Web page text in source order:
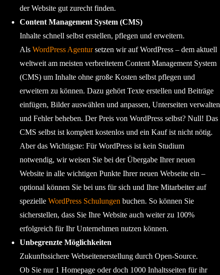
der Website gut zurecht finden.
Content Management System (CMS)
Inhalte schnell selbst erstellen, pflegen und erweitern.
Als WordPress Agentursetzen wir auf WordPress – dem aktuell
weltweit am meisten verbreitetem Content Management System
(CMS) um Inhalte ohne große Kosten selbst pflegen und
erweitern zu können. Dazu gehört Texte erstellen und Beiträge
einfügen, Bilder auswählen und anpassen, Unterseiten verwalten
und Fehler beheben. Der Preis von WordPress selbst? Null! Das
CMS selbst ist komplett kostenlos und ein Kauf ist nicht nötig.
Aber das Wichtigste: Für WordPress ist kein Studium
notwendig, wir weisen Sie bei der Übergabe Ihrer neuen
Website in alle wichtigen Punkte Ihrer neuen Webseite ein –
optional können Sie bei uns für sich und Ihre Mitarbeiter auf
spezielle WordPress Schulungen buchen. So können Sie
sicherstellen, dass Sie Ihre Website auch weiter zu 100%
erfolgreich für Ihr Unternehmen nutzen können.
Unbegrenzte Möglichkeiten
Zukunftssichere Webseitenerstellung durch Open-Source.
Ob Sie nur 1 Homepage oder doch 1000 Inhaltsseiten für ihr